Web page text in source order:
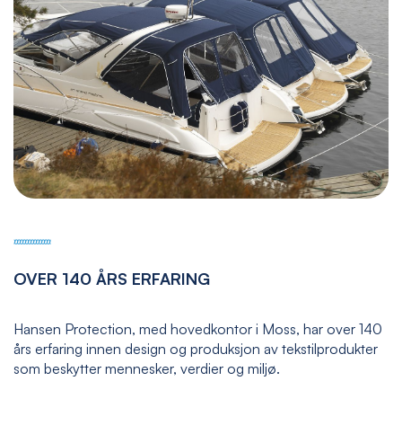
OVER 140 ÅRS ERFARING
Hansen Protection, med hovedkontor i Moss, har over 140
års erfaring innen design og produksjon av tekstilprodukter
som beskytter mennesker, verdier og miljø.